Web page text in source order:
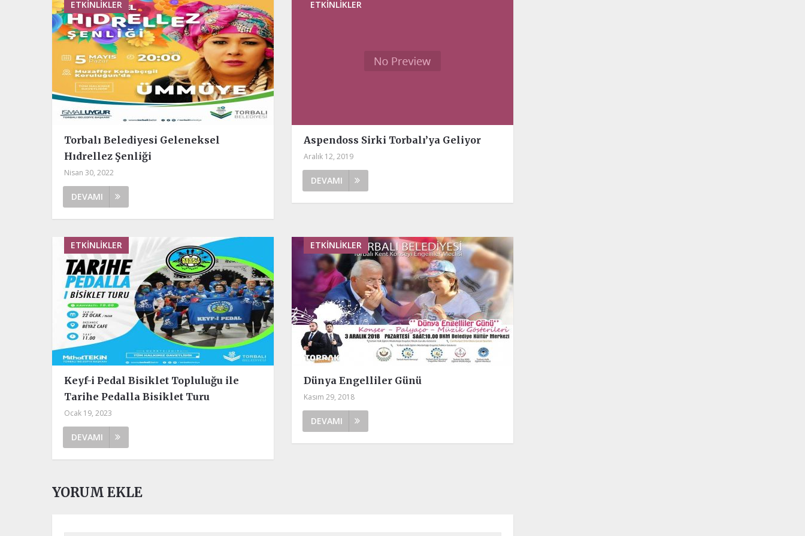
ETKINLIKLER
Torbalı Belediyesi Geleneksel
Hıdrellez Şenliği
Nisan 30, 2022
DEVAMI
ETKINLIKLER
Aspendoss Sirki Torbalı’ya Geliyor
Aralık 12, 2019
DEVAMI
ETKINLIKLER
Keyf-i Pedal Bisiklet Topluluğu ile
Tarihe Pedalla Bisiklet Turu
Ocak 19, 2023
DEVAMI
ETKINLIKLER
Dünya Engelliler Günü
Kasım 29, 2018
DEVAMI
YORUM EKLE